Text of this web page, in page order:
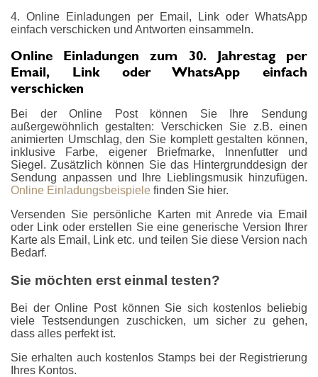
4. Online Einladungen per Email, Link oder WhatsApp
einfach verschicken und Antworten einsammeln.
Online Einladungen zum 30. Jahrestag per
Email, Link oder WhatsApp einfach
verschicken
Bei der Online Post können Sie Ihre Sendung
außergewöhnlich gestalten: Verschicken Sie z.B. einen
animierten Umschlag, den Sie komplett gestalten können,
inklusive Farbe, eigener Briefmarke, Innenfutter und
Siegel. Zusätzlich können Sie das Hintergrunddesign der
Sendung anpassen und Ihre Lieblingsmusik hinzufügen.
Online Einladungsbeispiele finden Sie hier.
Versenden Sie persönliche Karten mit Anrede via Email
oder Link oder erstellen Sie eine generische Version Ihrer
Karte als Email, Link etc. und teilen Sie diese Version nach
Bedarf.
Sie möchten erst einmal testen?
Bei der Online Post können Sie sich kostenlos beliebig
viele Testsendungen zuschicken, um sicher zu gehen,
dass alles perfekt ist.
Sie erhalten auch kostenlos Stamps bei der Registrierung
Ihres Kontos.